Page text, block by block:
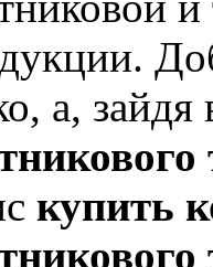
а, зайдя
купить